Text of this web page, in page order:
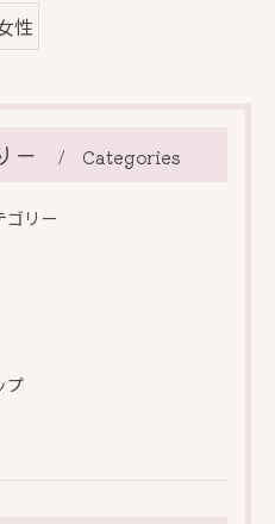
性
ー Categories
ゴリー
プ